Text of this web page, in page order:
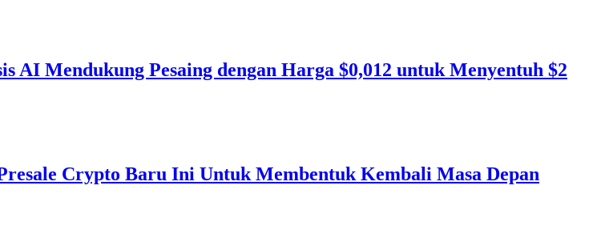
AI Mendukung Pesaing dengan Harga $0,012 untuk Menyentuh $2
Crypto Baru Ini Untuk Membentuk Kembali Masa Depan